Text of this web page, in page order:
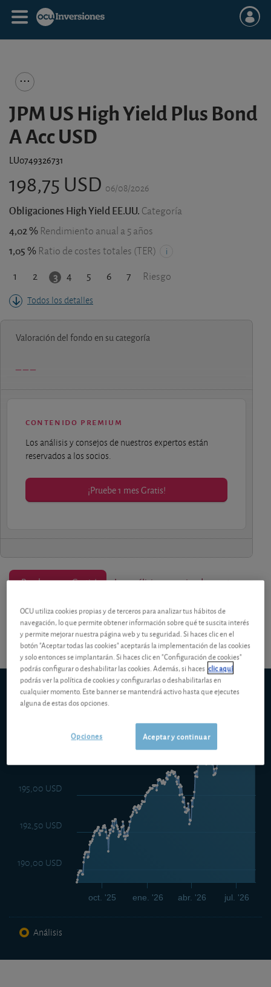
JPM US High Yield Plus Bond
A Acc USD
LU0749326731
198,75 USD 06/08/2026
Obligaciones High Yield EE.UU. Categoría
4,02 % Rendimiento anual a 5 años
1,05 % Ratio de costes totales (TER)
1 2 3 4 5 6 7 Riesgo
Todos los detalles
Valoración del fondo en su categoría
contenido premium
Los análisis y consejos de nuestros expertos están
reservados a los socios.
¡Pruebe 1 mes Gratis!
¡Pruebe 1 mes Gratis! Los análisis y consejos de nuestros
expertos están reservados a los socios.
5d 1m
ene. '26 jul. '26
oct. '25 abr. '26
JPM US High Yield Plus Bond A Acc USD
190,00 USD
192,50 USD
195,00 USD
Análisis
OCU utiliza cookies propias y de terceros para analizar tus hábitos de
navegación, lo que permite obtener información sobre qué te suscita interés
y permite mejorar nuestra página web y tu seguridad. Si haces clic en el
botón "Aceptar todas las cookies" aceptarás la implementación de las cookies
y solo entonces se implantarán. Si haces clic en "Configuración de cookies"
podrás configurar o deshabilitar las cookies. Además, si haces clic aquí
podrás ver la política de cookies y configurarlas o deshabilitarlas en
cualquier momento. Este banner se mantendrá activo hasta que ejecutes
alguna de estas dos opciones.
Aceptar y continuar
Opciones